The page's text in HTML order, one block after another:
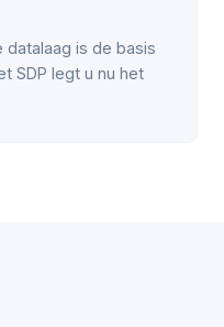
is de basis
SDP legt u nu het